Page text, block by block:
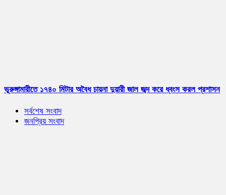
ভূরুঙ্গামারীতে ১৭৪০ মিটার অবৈধ চায়না দুয়ারী জাল জব্দ করে ধ্বংস করল প্রশাসন
সর্বশেষ সংবাদ
জনপ্রিয় সংবাদ